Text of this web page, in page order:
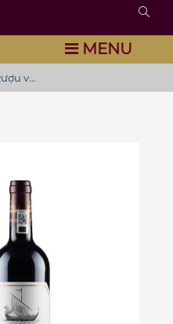
MENU
Rượu vang Chateau Beychevelle 4th Growth Grand Cru Classé 2018